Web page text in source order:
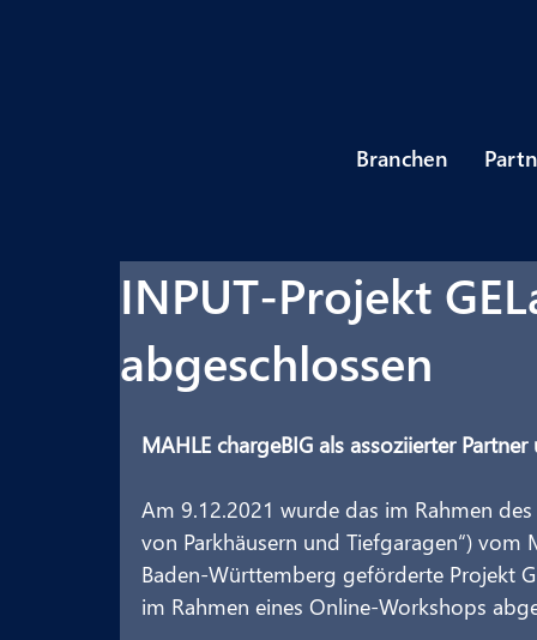
Branchen
INPUT-Projekt
abgeschlossen
MAHLE chargeBIG als assoziierter Partner
Am 9.12.2021 wurde das im Rahmen
von Parkhäusern und Tiefgaragen“)
Baden-Württemberg geförderte Projekt
im Rahmen eines Online-Workshops